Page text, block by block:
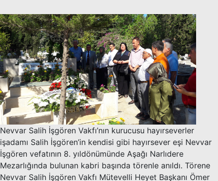
Nevvar Salih İşgören Vakfı’nın kurucusu hayırseverler
işadamı Salih İşgören’in kendisi gibi hayırsever eşi Nevvar
İşgören vefatının 8. yıldönümünde Aşağı Narlıdere
Mezarlığında bulunan kabri başında törenle anıldı. Törene
Nevvar Salih İşgören Vakfı Mütevelli Heyet Başkanı Ömer